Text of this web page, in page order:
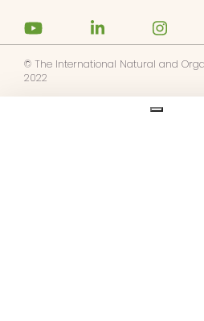
© The International Natural and
2022